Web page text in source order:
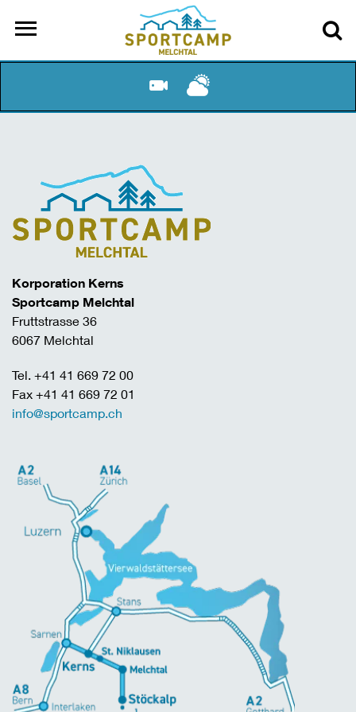
Korporation Kerns
Sportcamp Melchtal
Fruttstrasse 36
6067 Melchtal
Tel. +41 41 669 72 00
Fax +41 41 669 72 01
info@sportcamp.ch